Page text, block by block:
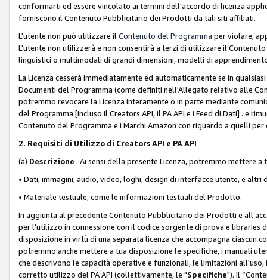
conformarti ed essere vincolato ai termini dell'accordo di licenza
forniscono il Contenuto Pubblicitario dei Prodotti da tali siti affiliati.
L'utente non può utilizzare il Contenuto del Programma per violare,
L'utente non utilizzerà e non consentirà a terzi di utilizzare il
linguistici o multimodali di grandi dimensioni, modelli di
La Licenza cesserà immediatamente ed automaticamente se in
Documenti del Programma (come definiti nell'Allegato relativo alle
potremmo revocare la Licenza interamente o in parte mediante
del Programma [incluso il Creators API, il PA API e i Feed di Dati] . e
Contenuto del Programma e i Marchi Amazon con riguardo a quelli
2. Requisiti di Utilizzo di Creators API e PA API
(a) Descrizione . Ai sensi della presente Licenza, potremmo mettere
• Dati, immagini, audio, video, loghi, design di interfacce utente, e altri
• Materiale testuale, come le informazioni testuali del Prodotto.
In aggiunta al precedente Contenuto Pubblicitario dei Prodotti e
per l'utilizzo in connessione con il codice sorgente di prova e libraries
disposizione in virtù di una separata licenza che accompagna ciascun
potremmo anche mettere a tua disposizione le specifiche, i manuali
che descrivono le capacità operative e funzionali, le limitazioni
corretto utilizzo del PA API (collettivamente, le "Specifiche"). Il